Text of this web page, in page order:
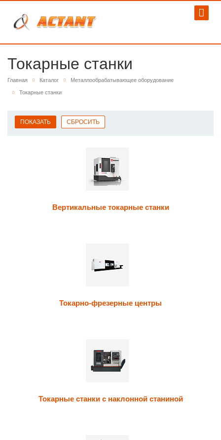
Токарные станки
Главная Каталог Металлообрабатывающее оборудование
Токарные станки
Вертикальные токарные станки
Токарно-фрезерные центры
Токарные станки с наклонной станиной